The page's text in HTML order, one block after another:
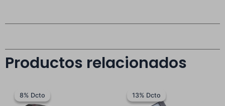
Productos relacionados
8% Dcto
8% Dcto
original
13% Dcto
13% Dctoprecio
original